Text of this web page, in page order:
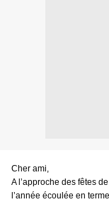
Cher ami,
A l’approche des fêtes
l’année écoulée en